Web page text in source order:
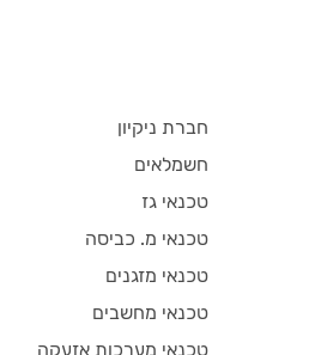
חברת ניקיון
חשמלאים
טכנאי גז
טכנאי מ. כביסה
טכנאי מזגנים
טכנאי מחשבים
טכנאי מערכות אזעקה